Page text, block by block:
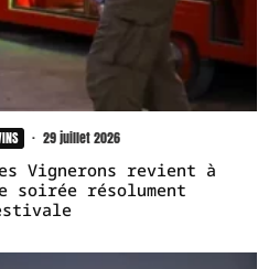
· 29 juillet 2026
Vignerons revient à
soirée résolument